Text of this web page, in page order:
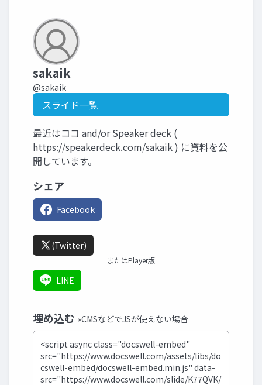
sakaik
@sakaik
スライド一覧
最近はココ and/or Speaker deck (
https://speakerdeck.com/sakaik ) に資料を公
開しています。
シェア
Facebook
(Twitter)
またはPlayer版
LINE
埋め込む »CMSなどでJSが使えない場合